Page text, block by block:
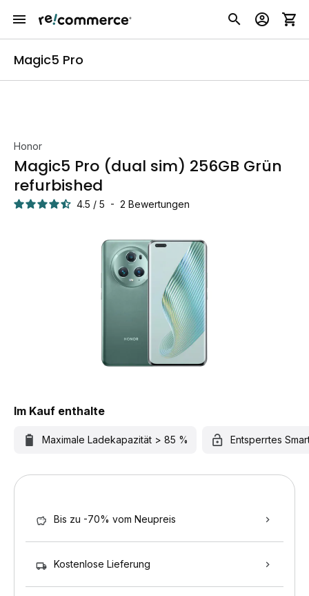
Magic5 Pro
Honor
Magic5 Pro (dual sim) 256GB Grün
refurbished
4.5 / 5 - 2 Bewertungen
Im Kauf enthalte
Maximale Ladekapazität > 85 % Entsperrtes
Bis zu -70% vom Neupreis
Kostenlose Lieferung